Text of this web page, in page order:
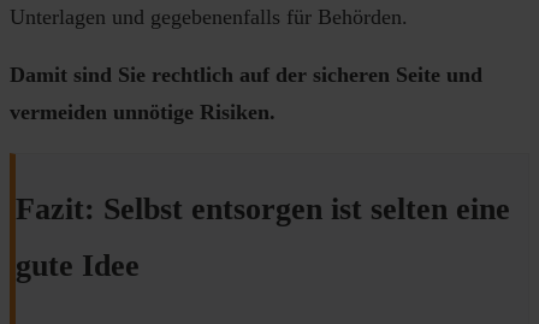
Unterlagen und gegebenenfalls für Behörden.
Damit sind Sie rechtlich auf der sicheren Seite und
vermeiden unnötige Risiken.
Fazit: Selbst entsorgen ist selten eine
gute Idee